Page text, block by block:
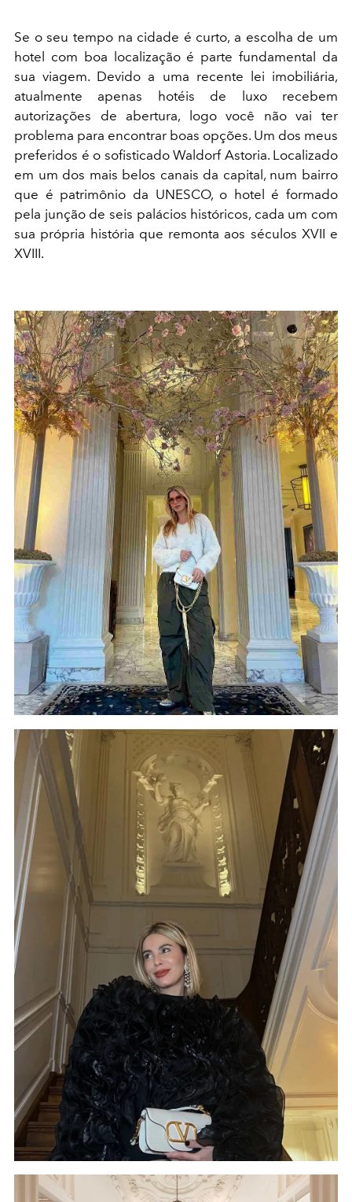
Se o seu tempo na cidade é curto, a escolha de um
hotel com boa localização é parte fundamental da
sua viagem. Devido a uma recente lei imobiliária,
atualmente apenas hotéis de luxo recebem
autorizações de abertura, logo você não vai ter
problema para encontrar boas opções. Um dos meus
preferidos é o sofisticado Waldorf Astoria. Localizado
em um dos mais belos canais da capital, num bairro
que é patrimônio da UNESCO, o hotel é formado
pela junção de seis palácios históricos, cada um com
sua própria história que remonta aos séculos XVII e
XVIII.